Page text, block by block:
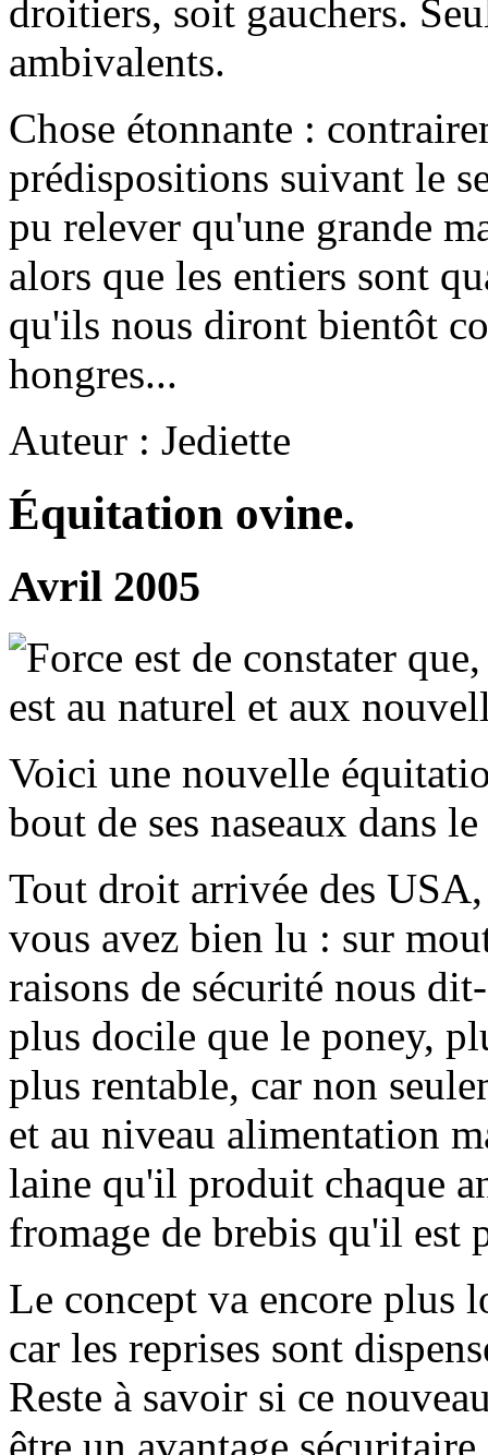
droitiers, soit gauchers.
ambivalents.
Chose étonnante :
prédispositions suivant le
pu relever qu'une grande
alors que les entiers sont
qu'ils nous diront bientôt
hongres...
Auteur : Jediette
Équitation ovine.
Avril 2005
Force est de constater
est au naturel et aux
Voici une nouvelle
bout de ses naseaux dans
Tout droit arrivée des
vous avez bien lu : sur
raisons de sécurité nous
plus docile que le poney,
plus rentable, car non
et au niveau alimentation
laine qu'il produit chaque
fromage de brebis qu'il est
Le concept va encore plus
car les reprises sont
Reste à savoir si ce